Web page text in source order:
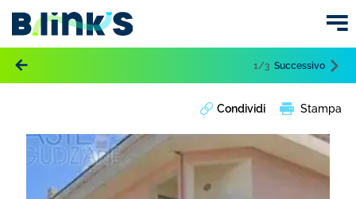
1 /3 Successivo
Condividi Stampa